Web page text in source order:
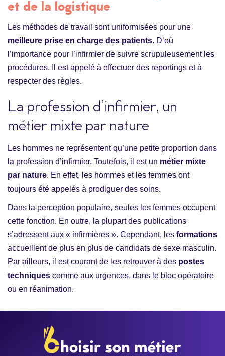
et de la logistique
Les méthodes de travail sont uniformisées pour une
meilleure prise en charge des patients. D’où
l’importance pour l’infirmier de suivre scrupuleusement les
procédures. Il est appelé à effectuer des reportings et à
respecter des règles.
La profession d’infirmier, un
métier mixte par nature
Les hommes ne représentent qu’une petite proportion dans
la profession d’infirmier. Toutefois, il est un métier mixte
par nature. En effet, les hommes et les femmes ont
toujours été appelés à prodiguer des soins.
Dans la perception populaire, seules les femmes occupent
cette fonction. En outre, la plupart des publications
s’adressent aux « infirmières ». Cependant, les formations
accueillent de plus en plus de candidats de sexe masculin.
Par ailleurs, il est courant de les retrouver à des postes
techniques comme aux urgences, dans le bloc opératoire
ou en réanimation.